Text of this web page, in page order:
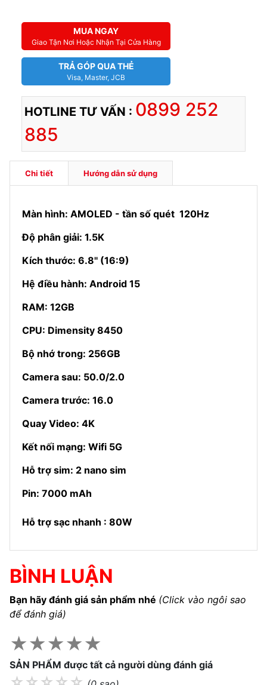
MUA NGAY
Giao Tận Nơi Hoặc Nhận Tại Cửa Hàng
TRẢ GÓP QUA THẺ
Visa, Master, JCB
HOTLINE TƯ VẤN : 0899 252
885
Chi tiết Hướng dẫn sử dụng
Màn hình: AMOLED - tần số quét 120Hz
Độ phân giải: 1.5K
Kích thước: 6.8'' (16:9)
Hệ điều hành: Android 15
RAM: 12GB
CPU: Dimensity 8450
Bộ nhớ trong: 256GB
Camera sau: 50.0/2.0
Camera trước: 16.0
Quay Video: 4K
Kết nối mạng: Wifi 5G
Hỗ trợ sim: 2 nano sim
Pin: 7000 mAh
Hỗ trợ sạc nhanh : 80W
BÌNH LUẬN
Bạn hãy đánh giá sản phẩm nhé (Click vào ngôi sao
để đánh giá)
★★★★★
SẢN PHẨM được tất cả người dùng đánh giá